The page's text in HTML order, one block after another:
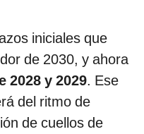
iniciales que
de 2030, y ahora
2028 y 2029. Ese
del ritmo de
de cuellos de